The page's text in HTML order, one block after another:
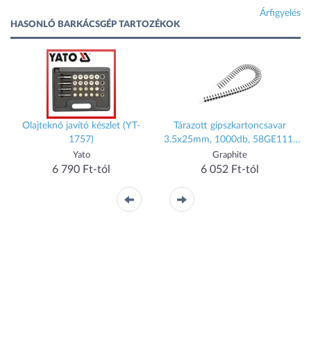
Árfigyelés
HASONLÓ BARKÁCSGÉP TARTOZÉKOK
Olajteknő javító készlet (YT-
1757)
Yato
6 790 Ft-tól
Tárazott gipszkartoncsavar
3.5x25mm, 1000db, 58GE111-
AD-hez
Graphite
6 052 Ft-tól